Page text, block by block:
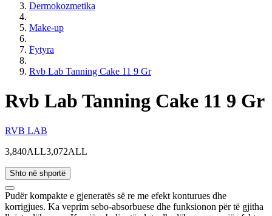
Dermokozmetika
Make-up
Fytyra
Rvb Lab Tanning Cake 11 9 Gr
Rvb Lab Tanning Cake 11 9 Gr
RVB LAB
3,840ALL3,072ALL
Shto në shportë
Pudër kompakte e gjeneratës së re me efekt konturues dhe
korrigjues. Ka veprim sebo-absorbuese dhe funksionon për të gjitha